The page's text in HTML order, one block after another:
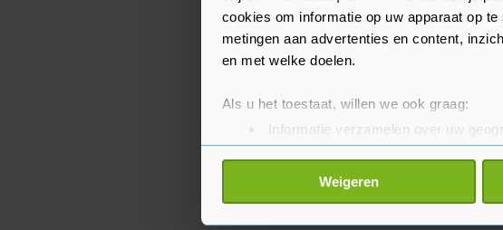
cookies om informatie op uw apparaat op
metingen aan advertenties en content,
en met welke doelen.
Als u het toestaat, willen we ook graag:
Informatie verzamelen over uw
Uw apparaat identificeren door het
Lees meer over hoe uw persoonlijke
toestemming op elk moment wijzigen of
Weigeren
Deze versoepelingen komen dus